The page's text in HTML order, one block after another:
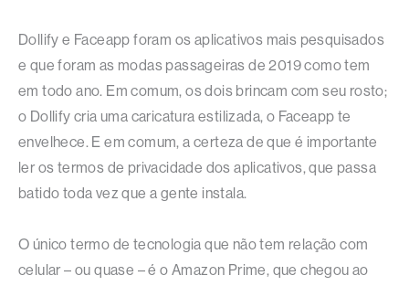
Dollify e Faceapp foram os aplicativos mais pesquisados
e que foram as modas passageiras de 2019 como tem
em todo ano. Em comum, os dois brincam com seu rosto;
o Dollify cria uma caricatura estilizada, o Faceapp te
envelhece. E em comum, a certeza de que é importante
ler os termos de privacidade dos aplicativos, que passa
batido toda vez que a gente instala.
O único termo de tecnologia que não tem relação com
celular – ou quase – é o Amazon Prime, que chegou ao